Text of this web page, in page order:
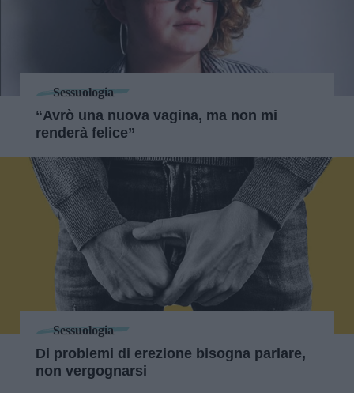
Sessuologia
“Avrò una nuova vagina, ma non mi
renderà felice”
Sessuologia
Di problemi di erezione bisogna parlare,
non vergognarsi